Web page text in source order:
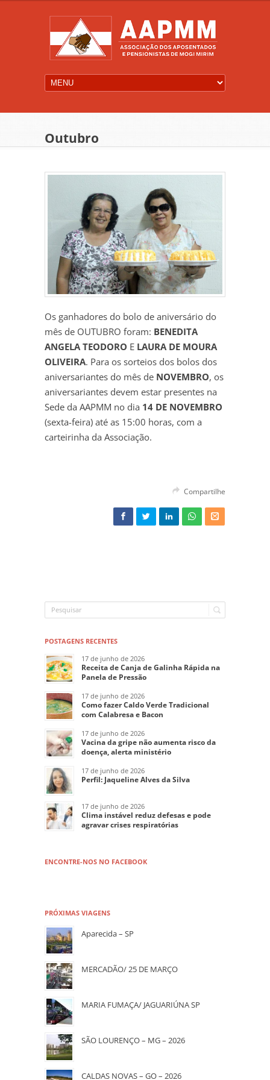
Outubro
Os ganhadores do bolo de aniversário do
mês de OUTUBRO foram: BENEDITA
ANGELA TEODORO E LAURA DE MOURA
OLIVEIRA. Para os sorteios dos bolos dos
aniversariantes do mês de NOVEMBRO, os
aniversariantes devem estar presentes na
Sede da AAPMM no dia 14 DE NOVEMBRO
(sexta-feira) até as 15:00 horas, com a
carteirinha da Associação.
Compartilhe
POSTAGENS RECENTES
17 de junho de 2026
Receita de Canja de Galinha Rápida na
Panela de Pressão
17 de junho de 2026
Como fazer Caldo Verde Tradicional
com Calabresa e Bacon
17 de junho de 2026
Vacina da gripe não aumenta risco da
doença, alerta ministério
17 de junho de 2026
Perfil: Jaqueline Alves da Silva
17 de junho de 2026
Clima instável reduz defesas e pode
agravar crises respiratórias
ENCONTRE-NOS NO FACEBOOK
PRÓXIMAS VIAGENS
Aparecida – SP
MERCADÃO/ 25 DE MARÇO
MARIA FUMAÇA/ JAGUARIÚNA SP
SÃO LOURENÇO – MG – 2026
CALDAS NOVAS – GO – 2026